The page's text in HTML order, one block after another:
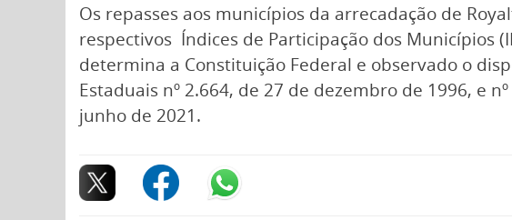
Os repasses aos municípios da arrecadação de
respectivos Índices de Participação dos Municípios
determina a Constituição Federal e observado o
Estaduais nº 2.664, de 27 de dezembro de 1996, e
junho de 2021.